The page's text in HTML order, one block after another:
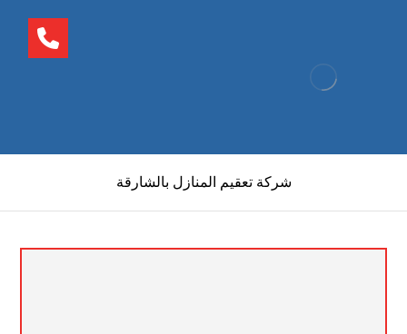
شركة تعقيم المنازل بالشارقة